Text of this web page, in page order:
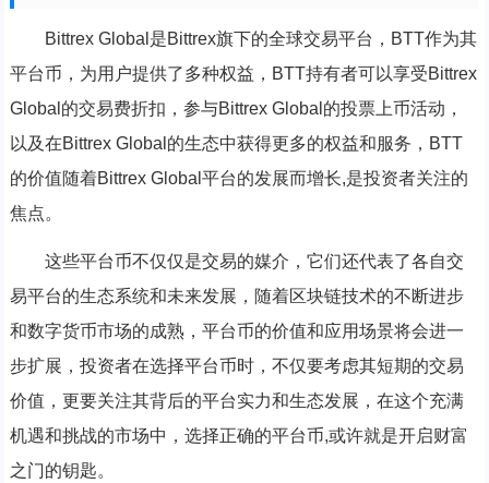
Bittrex Global是Bittrex旗下的全球交易平台，BTT作为其
平台币，为用户提供了多种权益，BTT持有者可以享受Bittrex
Global的交易费折扣，参与Bittrex Global的投票上币活动，
以及在Bittrex Global的生态中获得更多的权益和服务，BTT
的价值随着Bittrex Global平台的发展而增长,是投资者关注的
焦点。
这些平台币不仅仅是交易的媒介，它们还代表了各自交
易平台的生态系统和未来发展，随着区块链技术的不断进步
和数字货币市场的成熟，平台币的价值和应用场景将会进一
步扩展，投资者在选择平台币时，不仅要考虑其短期的交易
价值，更要关注其背后的平台实力和生态发展，在这个充满
机遇和挑战的市场中，选择正确的平台币,或许就是开启财富
之门的钥匙。